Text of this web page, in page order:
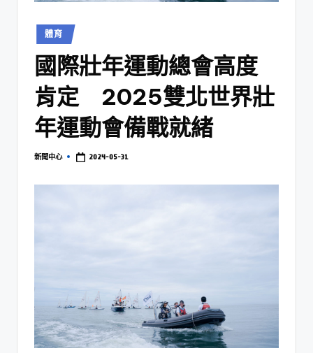
體育
國際壯年運動總會高度
肯定 2025雙北世界壯
年運動會備戰就緒
新聞中心 2024-05-31